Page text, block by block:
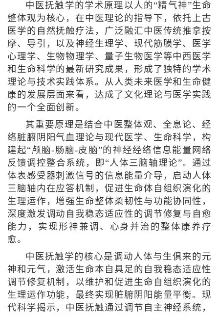
中医抚触学的学术原理以人的“精气神”生命
整体观为核心，在中医理论的指导下，依托上古
医学的自然抚触疗法，广泛融汇中医传统推拿按
摩、导引，以及神经生理学、现代筋膜学、医学
心理学、生物物理学、量子生物医学等中西医学
和生命科学的最新研究成果，形成了独特的学术
理论与技术实践体系。从人类未来医学和生命健
康的发展层面来看，达成了文化理论与医学实践
的一个全面创新。
其重要原理是结合中医整体观、全息论、经
络脏腑阴阳气血理论与现代医学、生命科学，构
建起“颅脑-肠脑-皮脑”的神经经络信息能量网络
反馈调控整合系统，即“人体三脑轴理论”。通过
体表感受器刺激信号的信息能量介导，启动人体
三脑轴内在应答机制，促进生命体自组织演化的
生理运作，增强生命整体柔韧性与功能协同性，
深度激发调动自我稳态适应性的调节修复与自愈
能力，实现形神兼调、心身并治的整体康养疗
愈。
中医抚触学的核心是调动人体与生俱来的元
神和元气，激活生命本自具足的自我稳态适应性
调节修复机制，以维护和促进生命自组织演化的
生理运作功能，最终实现脏腑阴阳能量平衡。现
代科学揭示，中医抚触通过调节自主神经系统，